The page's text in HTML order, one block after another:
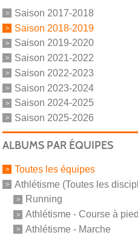
Saison 2017-2018
Saison 2018-2019
Saison 2019-2020
Saison 2021-2022
Saison 2022-2023
Saison 2023-2024
Saison 2024-2025
Saison 2025-2026
ALBUMS PAR ÉQUIPES
Toutes les équipes
Athlétisme (Toutes les
Running
Athlétisme - Course à pied
Athlétisme - Marche